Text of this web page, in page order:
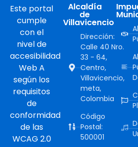
Este portal
cumple
con el
nivel de
accesibilidad
Web A
según los
requisitos
de
conformidad
de las
WCAG 2.0
Alcaldía
de
Villavicencio
Dirección:
Calle 40 Nro.
33 - 64,
Centro,
Villavicencio,
meta,
Colombia
Código
Postal:
500001